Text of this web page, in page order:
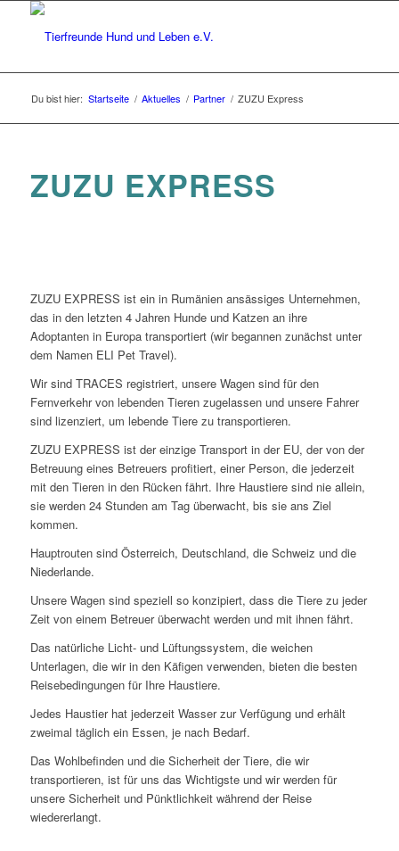
Du bist hier: Startseite / Aktuelles / Partner / ZUZU Express
ZUZU EXPRESS
ZUZU EXPRESS ist ein in Rumänien ansässiges Unternehmen,
das in den letzten 4 Jahren Hunde und Katzen an ihre
Adoptanten in Europa transportiert (wir begannen zunächst unter
dem Namen ELI Pet Travel).
Wir sind TRACES registriert, unsere Wagen sind für den
Fernverkehr von lebenden Tieren zugelassen und unsere Fahrer
sind lizenziert, um lebende Tiere zu transportieren.
ZUZU EXPRESS ist der einzige Transport in der EU, der von der
Betreuung eines Betreuers profitiert, einer Person, die jederzeit
mit den Tieren in den Rücken fährt. Ihre Haustiere sind nie allein,
sie werden 24 Stunden am Tag überwacht, bis sie ans Ziel
kommen.
Hauptrouten sind Österreich, Deutschland, die Schweiz und die
Niederlande.
Unsere Wagen sind speziell so konzipiert, dass die Tiere zu jeder
Zeit von einem Betreuer überwacht werden und mit ihnen fährt.
Das natürliche Licht- und Lüftungssystem, die weichen
Unterlagen, die wir in den Käfigen verwenden, bieten die besten
Reisebedingungen für Ihre Haustiere.
Jedes Haustier hat jederzeit Wasser zur Verfügung und erhält
zweimal täglich ein Essen, je nach Bedarf.
Das Wohlbefinden und die Sicherheit der Tiere, die wir
transportieren, ist für uns das Wichtigste und wir werden für
unsere Sicherheit und Pünktlichkeit während der Reise
wiedererlangt.